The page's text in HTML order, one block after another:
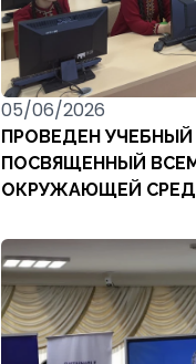
05/06/2026
ПРОВЕДЕН
ПОСВЯЩЕННЫЙ
ОКРУЖАЮЩЕЙ